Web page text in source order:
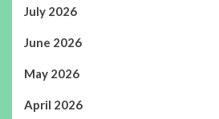
July 2026
June 2026
May 2026
April 2026